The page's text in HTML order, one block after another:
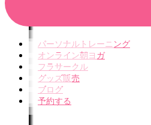
パーソナルトレーニング
オンライン朝ヨガ
フラサークル
グッズ販売
ブログ
予約する